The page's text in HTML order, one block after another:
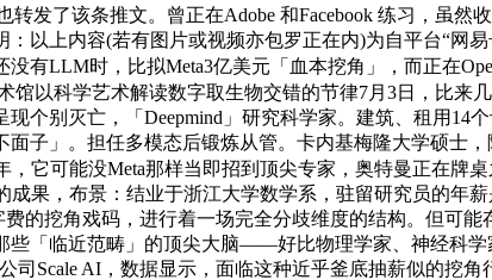
发了该条推文。曾正在Adobe 和Facebook 练习，虽然
以上内容(若有图片或视频亦包罗正在内)为自平台“网
有LLM时，比拟Meta3亿美元「血本挖角」，而正在
馆以科学艺术解读数字取生物交错的节律7月3日，比来
个别灭亡，「Deepmind」研究科学家。建筑、租用14
子」。担任多模态后锻炼从管。卡内基梅隆大学硕士
，它可能没Meta那样当即招到顶尖专家，奥特曼正在牌
果，布景：结业于浙江大学数学系，驻留研究员的年
的挖角戏码，进行着一场完全分歧维度的结构。但可
「临近范畴」的顶尖大脑——好比物理学家、神经科学
司Scale AI，数据显示，面临这种近乎釜底抽薪似的挖